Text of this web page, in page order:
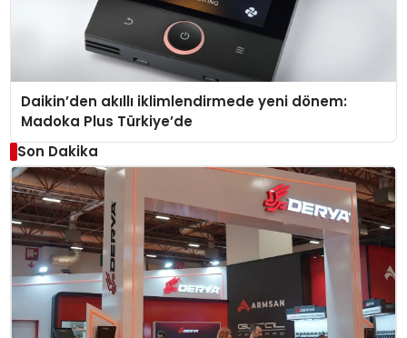
Daikin’den akıllı iklimlendirmede yeni dönem:
Madoka Plus Türkiye’de
Son Dakika